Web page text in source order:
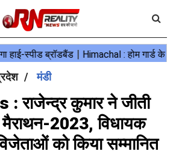
मंडी
राजेन्द्र कुमार ने जीती
मैराथन-2023, विधायक
को किया सम्मानित